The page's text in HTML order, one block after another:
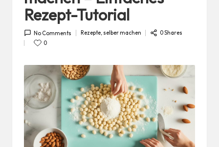
Rezept-Tutorial
No Comments
Posted
Rezepte, selber machen
0 Shares
0